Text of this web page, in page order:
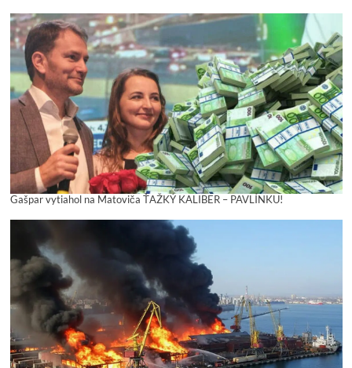
Gašpar vytiahol na Matoviča ŤAŽKÝ KALIBER – PAVLÍNKU!